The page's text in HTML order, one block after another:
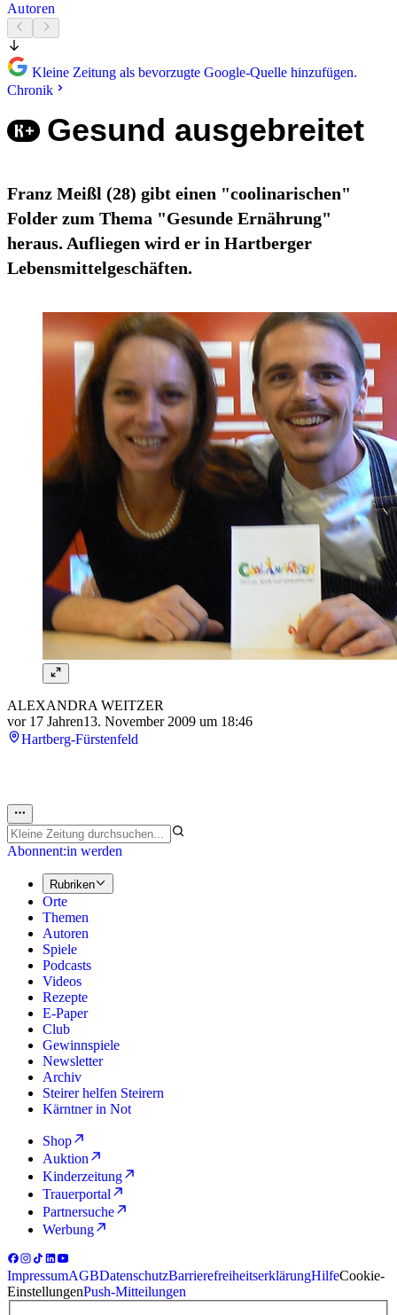
Autoren
Kleine Zeitung als bevorzugte Google-Quelle hinzufügen.
Chronik
Gesund ausgebreitet
Franz Meißl (28) gibt einen "coolinarischen"
Folder zum Thema "Gesunde Ernährung"
heraus. Aufliegen wird er in Hartberger
Lebensmittelgeschäften.
ALEXANDRA WEITZER
vor 17 Jahren13. November 2009 um 18:46
Hartberg-Fürstenfeld
Abonnent:in werden
Rubriken
Orte
Themen
Autoren
Spiele
Podcasts
Videos
Rezepte
E-Paper
Club
Gewinnspiele
Newsletter
Archiv
Steirer helfen Steirern
Kärntner in Not
Shop
Auktion
Kinderzeitung
Trauerportal
Partnersuche
Werbung
ImpressumAGBDatenschutzBarrierefreiheitserklärungHilfeCookie-
EinstellungenPush-Mitteilungen